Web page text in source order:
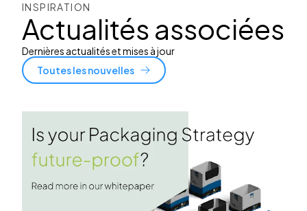
INSPIRATION
Actualités associées
Dernières actualités et mises à jour
Toutes les nouvelles